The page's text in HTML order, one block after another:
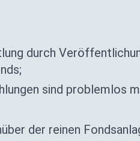
durch
sind problemlos
der reinen